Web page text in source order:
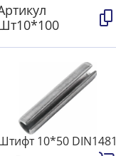
10*50 DIN1481